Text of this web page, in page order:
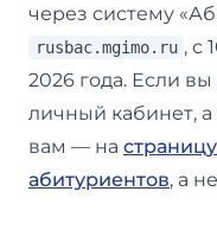
через систему
rusbac.mgimo.ru , с
2026 года. Если
личный кабинет, а
вам — на
абитуриентов, а